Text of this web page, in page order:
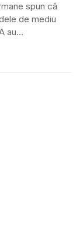
spun că
de mediu
au...